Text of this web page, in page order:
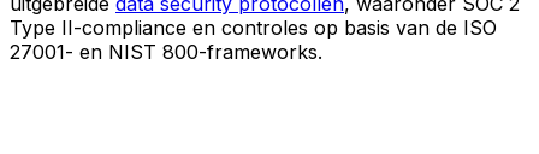
Type II-compliance en controles op basis van de ISO
27001- en NIST 800-frameworks.